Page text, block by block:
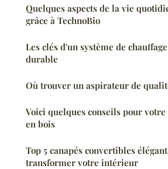
Quelques aspects de la vie
grâce à TechnoBio
Les clés d'un système de
durable
Où trouver un aspirateur de
Voici quelques conseils pour votre
en bois
Top 5 canapés convertibles
transformer votre intérieur